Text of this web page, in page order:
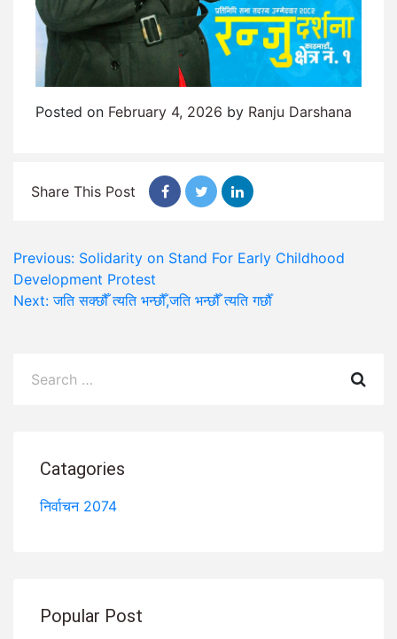
Posted on February 4, 2026 by Ranju Darshana
Share This Post
Post
navigation
Previous: Solidarity on Stand For Early Childhood
Development Protest
Next: जति सक्छौँ त्यति भन्छौँ,जति भन्छौँ त्यति गर्छौँ
for:
Catagories
निर्वाचन 2074
Popular Post